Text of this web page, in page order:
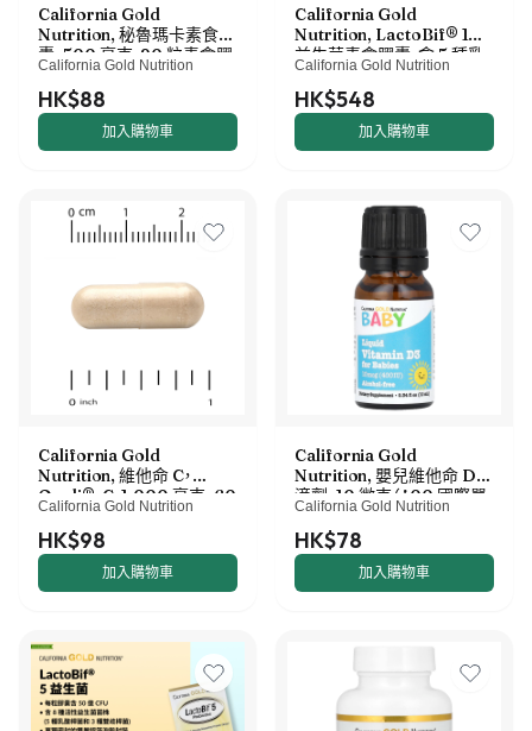
California Gold
Nutrition, 秘魯瑪卡素食膠
囊，500 毫克，90 粒素食膠
囊
California Gold Nutrition
HK$88
加入購物車
California Gold
Nutrition, LactoBif® 100
益生菌素食膠囊，含 5 種乳
酸桿菌和 3 種雙歧桿菌，
1000 億 CFU，60 粒
California Gold Nutrition
HK$548
加入購物車
California Gold
Nutrition, 維他命 C，
Quali®-C，1,000 毫克，60
粒素食膠囊
California Gold Nutrition
HK$98
加入購物車
California Gold
Nutrition, 嬰兒維他命 D3
滴劑，10 微克（400 國際單
位），0.34 液量盎司（10 毫
升）
California Gold Nutrition
HK$78
加入購物車